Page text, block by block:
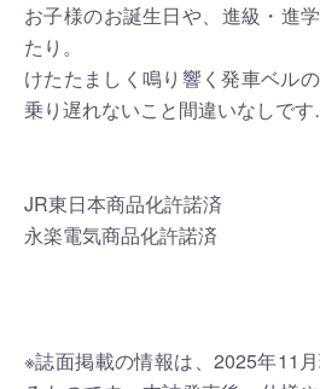
お子様​のお誕生日や、​進級・進
たり。
けたたましく鳴り響く発車ベル
乗り遅れないこと間違いなしです
JR東日本商品化許諾済
永楽電気商品化許諾済
※誌面掲載の情報は、2025年11